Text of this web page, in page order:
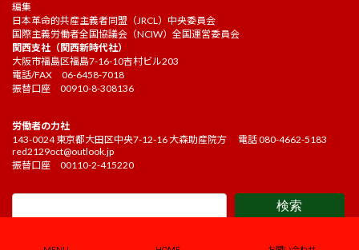
編集
日本革命的共産主義者同盟（JRCL）中央委員会
国際主義労働者全国協議会（NCIW）全国運営委員会
関西支社（関西新時代社）
大阪市福島区福島7-16-10吉村ビル203
電話/FAX 06-6458-7018
振替口座 00910-8-308136
労働者の力社
143-0024 東京都大田区中央7-12-16 大森助産院方 電話 080-4662-5183
red2129oct@outlook.jp
振替口座 00110-2-415220
検索